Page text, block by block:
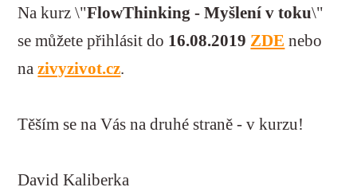
Na kurz \"FlowThinking - Myšlení v toku\"
se můžete přihlásit do 16.08.2019 ZDE nebo
na zivyzivot.cz.
Těším se na Vás na druhé straně - v kurzu!
David Kaliberka